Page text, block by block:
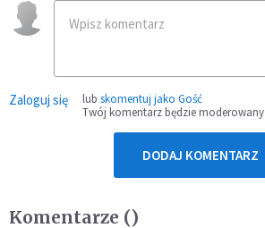
Zaloguj się lub skomentuj jako Gość
Twój komentarz będzie moderowany
DODAJ KOMENTARZ
Komentarze ()